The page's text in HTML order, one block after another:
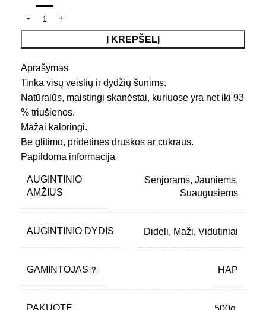
Į KREPŠELĮ
Aprašymas
Tinka visų veislių ir dydžių šunims.
Natūralūs, maistingi skanėstai, kuriuose yra net iki 93
% triušienos.
Mažai kaloringi.
Be glitimo, pridėtinės druskos ar cukraus.
Papildoma informacija
AUGINTINIO
AMŽIUS
Senjorams, Jauniems,
Suaugusiems
AUGINTINIO DYDIS Dideli, Maži, Vidutiniai
GAMINTOJAS HAP